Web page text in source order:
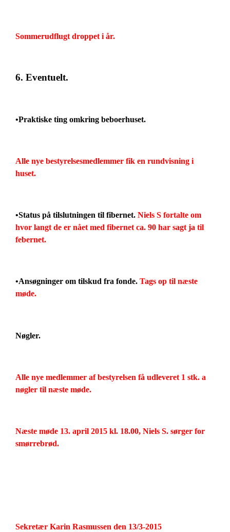
Sommerudflugt droppet i år.
6. Eventuelt.
•Praktiske ting omkring beboerhuset.
Alle nye bestyrelsesmedlemmer fik en rundvisning i
huset.
•Status på tilslutningen til fibernet. Niels S fortalte om
hvor langt de er nået med fibernet ca. 90 har sagt ja til
febernet.
•Ansøgninger om tilskud fra fonde. Tags op til næste
møde.
Nøgler.
Alle nye medlemmer af bestyrelsen få udleveret 1 stk. a
nøgler til næste møde.
Næste møde 13. april 2015 kl. 18.00, Niels S. sørger for
smørrebrød.
Sekretær Karin Rasmussen den 13/3-2015